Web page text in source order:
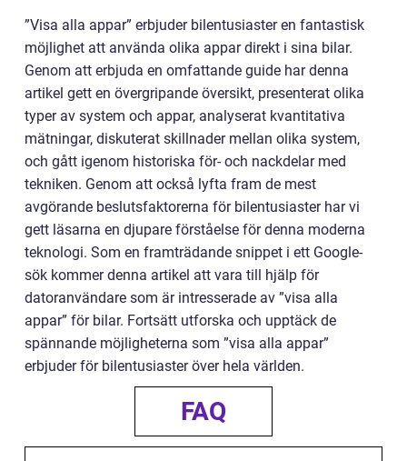
”Visa alla appar” erbjuder bilentusiaster en fantastisk
möjlighet att använda olika appar direkt i sina bilar.
Genom att erbjuda en omfattande guide har denna
artikel gett en övergripande översikt, presenterat olika
typer av system och appar, analyserat kvantitativa
mätningar, diskuterat skillnader mellan olika system,
och gått igenom historiska för- och nackdelar med
tekniken. Genom att också lyfta fram de mest
avgörande beslutsfaktorerna för bilentusiaster har vi
gett läsarna en djupare förståelse för denna moderna
teknologi. Som en framträdande snippet i ett Google-
sök kommer denna artikel att vara till hjälp för
datoranvändare som är intresserade av ”visa alla
appar” för bilar. Fortsätt utforska och upptäck de
spännande möjligheterna som ”visa alla appar”
erbjuder för bilentusiaster över hela världen.
FAQ